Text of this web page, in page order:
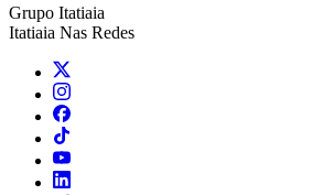
Grupo Itatiaia
Itatiaia Nas Redes